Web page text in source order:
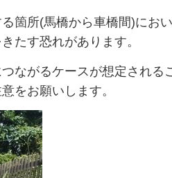
箇所(馬橋から車橋間)にお
たす恐れがあります。
ながるケースが想定される
をお願いします。